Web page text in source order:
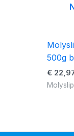
500g
€
Molyslip